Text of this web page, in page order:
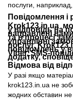
послуги,
Повідомлення і
Krok123.in.ua
у відповідь на
направлені
та в процесі
управлінні
послуг.
повідомлень у
Viber, SMS-
додатку,
Відмова від
У разі якщо
krok123.in.ua не
жодних обставин не